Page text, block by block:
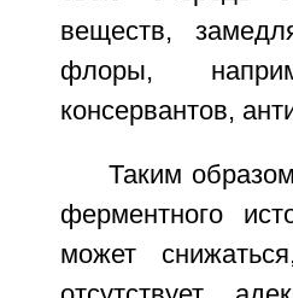
веществ,
флоры,
консервантов,
Таким
ферментного
может